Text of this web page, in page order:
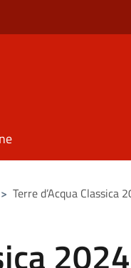
> Terre d’Acqua Classica
2024